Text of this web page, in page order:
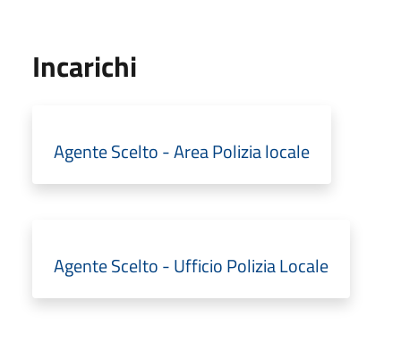
Incarichi
Agente Scelto - Area Polizia locale
Agente Scelto - Ufficio Polizia Locale